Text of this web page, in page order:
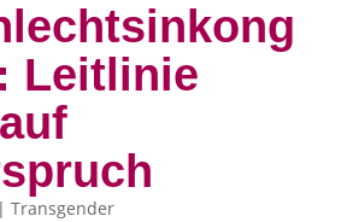
Leitlinie
| Transgender